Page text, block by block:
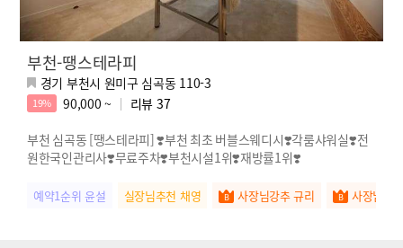
부천-땡스테라피
경기 부천시 원미구 심곡동 110-3
19% 90,000 ~ 리뷰 37
부천 심곡동 [땡스테라피] ❣️부천 최초 버블스웨디시❣️각룸샤워실❣️전
원한국인관리사❣️무료주차❣️부천시설1위❣️재방률1위❣️
예약1순위 윤설 실장님추천 채영 사장님강추 규리 사장님강